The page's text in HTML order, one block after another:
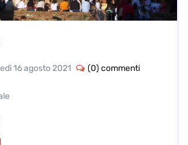
16 agosto 2021 (0) commenti